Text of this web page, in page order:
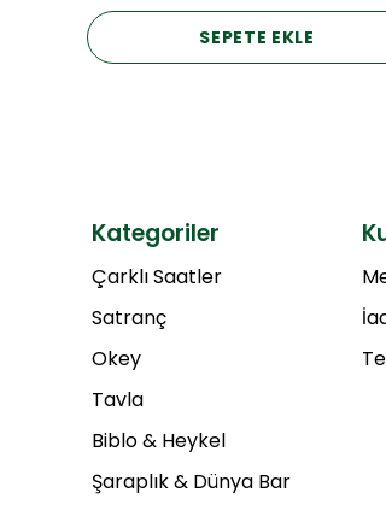
SEPETE EKLE
Kategoriler
Çarklı Saatler
Satranç
Okey
Tavla
Biblo & Heykel
Şaraplık & Dünya Bar